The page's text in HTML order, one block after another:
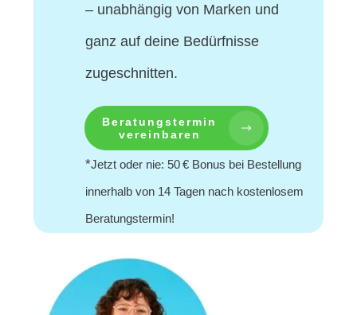
– unabhängig von Marken und
ganz auf deine Bedürfnisse
zugeschnitten.
Beratungstermin
vereinbaren
*Jetzt oder nie: 50 € Bonus bei Bestellung
innerhalb von 14 Tagen nach kostenlosem
Beratungstermin!